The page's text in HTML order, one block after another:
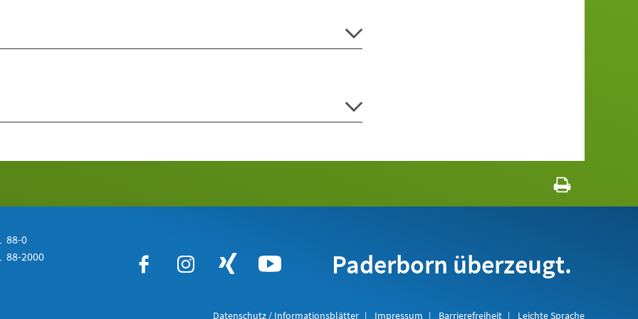
88-0
88-2000 Paderborn überzeugt.
Datenschutz / Informationsblätter Impressum Barrierefreiheit Leichte Sprache